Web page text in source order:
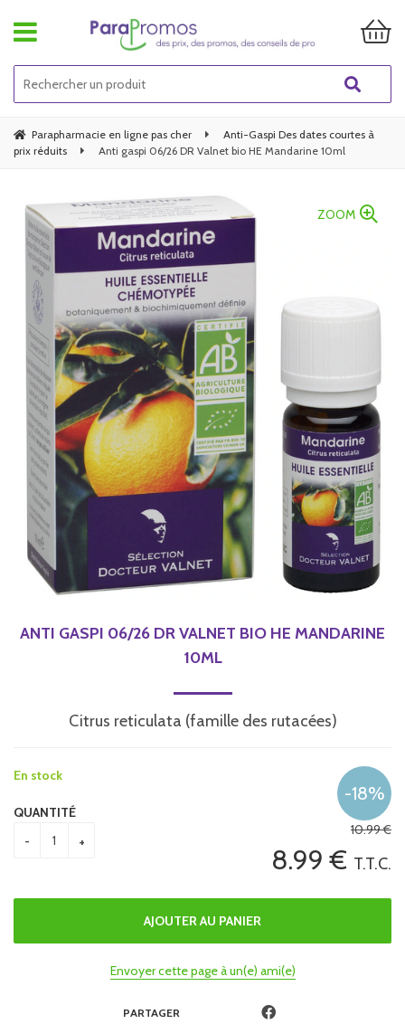
Parapharmacie en ligne pas cher
Anti-Gaspi Des dates courtes à
prix réduits
Anti gaspi 06/26 DR Valnet bio HE Mandarine 10ml
ZOOM
ANTI GASPI 06/26 DR VALNET BIO HE MANDARINE
10ML
Citrus reticulata (famille des rutacées)
10.99€
8.99 € T.T.C.
En stock
QUANTITÉ
Envoyer cette page à un(e) ami(e)
PARTAGER